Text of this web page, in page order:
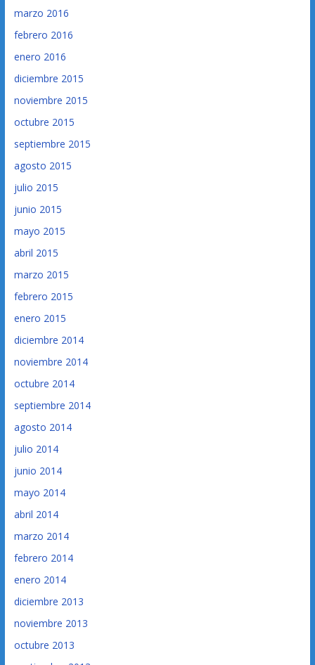
marzo 2016
febrero 2016
enero 2016
diciembre 2015
noviembre 2015
octubre 2015
septiembre 2015
agosto 2015
julio 2015
junio 2015
mayo 2015
abril 2015
marzo 2015
febrero 2015
enero 2015
diciembre 2014
noviembre 2014
octubre 2014
septiembre 2014
agosto 2014
julio 2014
junio 2014
mayo 2014
abril 2014
marzo 2014
febrero 2014
enero 2014
diciembre 2013
noviembre 2013
octubre 2013